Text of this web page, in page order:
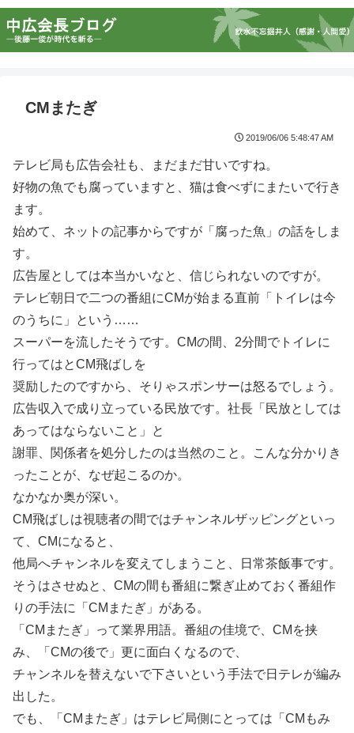
CMまたぎ
2019/06/06 5:48:47 AM
テレビ局も広告会社も、まだまだ甘いですね。
好物の魚でも腐っていますと、猫は食べずにまたいで行き
ます。
始めて、ネットの記事からですが「腐った魚」の話をしま
す。
広告屋としては本当かいなと、信じられないのですが。
テレビ朝日で二つの番組にCMが始まる直前「トイレは今
のうちに」という……
スーパーを流したそうです。CMの間、2分間でトイレに
行ってはとCM飛ばしを
奨励したのですから、そりゃスポンサーは怒るでしょう。
広告収入で成り立っている民放です。社長「民放としては
あってはならないこと」と
謝罪、関係者を処分したのは当然のこと。こんな分かりき
ったことが、なぜ起こるのか。
なかなか奥が深い。
CM飛ばしは視聴者の間ではチャンネルザッピングといっ
て、CMになると、
他局へチャンネルを変えてしまうこと、日常茶飯事です。
そうはさせぬと、CMの間も番組に繋ぎ止めておく番組作
りの手法に「CMまたぎ」がある。
「CMまたぎ」って業界用語。番組の佳境で、CMを挟
み、「CMの後で」更に面白くなるので、
チャンネルを替えないで下さいという手法で日テレが編み
出した。
でも、「CMまたぎ」はテレビ局側にとっては「CMもみ